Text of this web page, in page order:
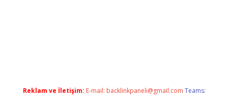
Reklam ve İletişim: E-mail: backlinkpaneli@gmail.com Teams: